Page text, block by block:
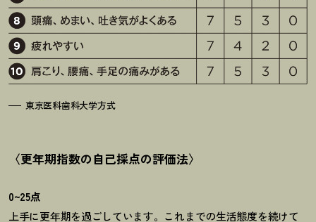
東京医科歯科大学方式
〈更年期指数の自己採点の評価法〉
0~25点
上手に更年期を過ごしています。これまでの生活態度を続けて